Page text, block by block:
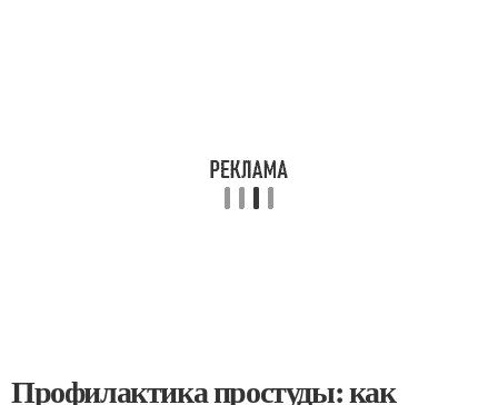
Профилактика простуды: как